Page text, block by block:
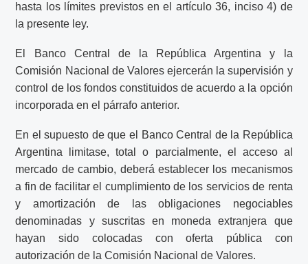
hasta los límites previstos en el artículo 36, inciso 4) de
la presente ley.
El Banco Central de la República Argentina y la
Comisión Nacional de Valores ejercerán la supervisión y
control de los fondos constituidos de acuerdo a la opción
incorporada en el párrafo anterior.
En el supuesto de que el Banco Central de la República
Argentina limitase, total o parcialmente, el acceso al
mercado de cambio, deberá establecer los mecanismos
a fin de facilitar el cumplimiento de los servicios de renta
y amortización de las obligaciones negociables
denominadas y suscritas en moneda extranjera que
hayan sido colocadas con oferta pública con
autorización de la Comisión Nacional de Valores.